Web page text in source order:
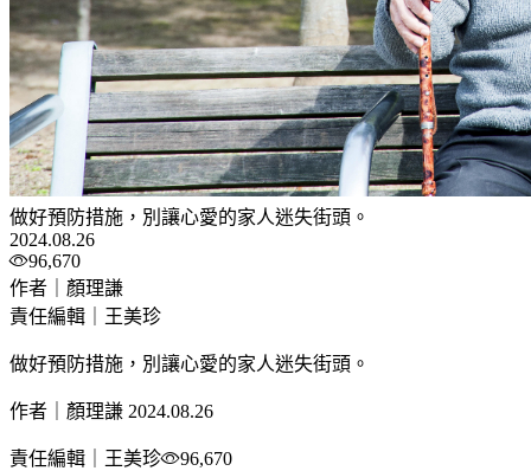
做好預防措施，別讓心愛的家人迷失街頭。
2024.08.26
96,670
作者｜顏理謙
責任編輯｜王美珍
做好預防措施，別讓心愛的家人迷失街頭。
作者｜顏理謙 2024.08.26
責任編輯｜王美珍 96,670